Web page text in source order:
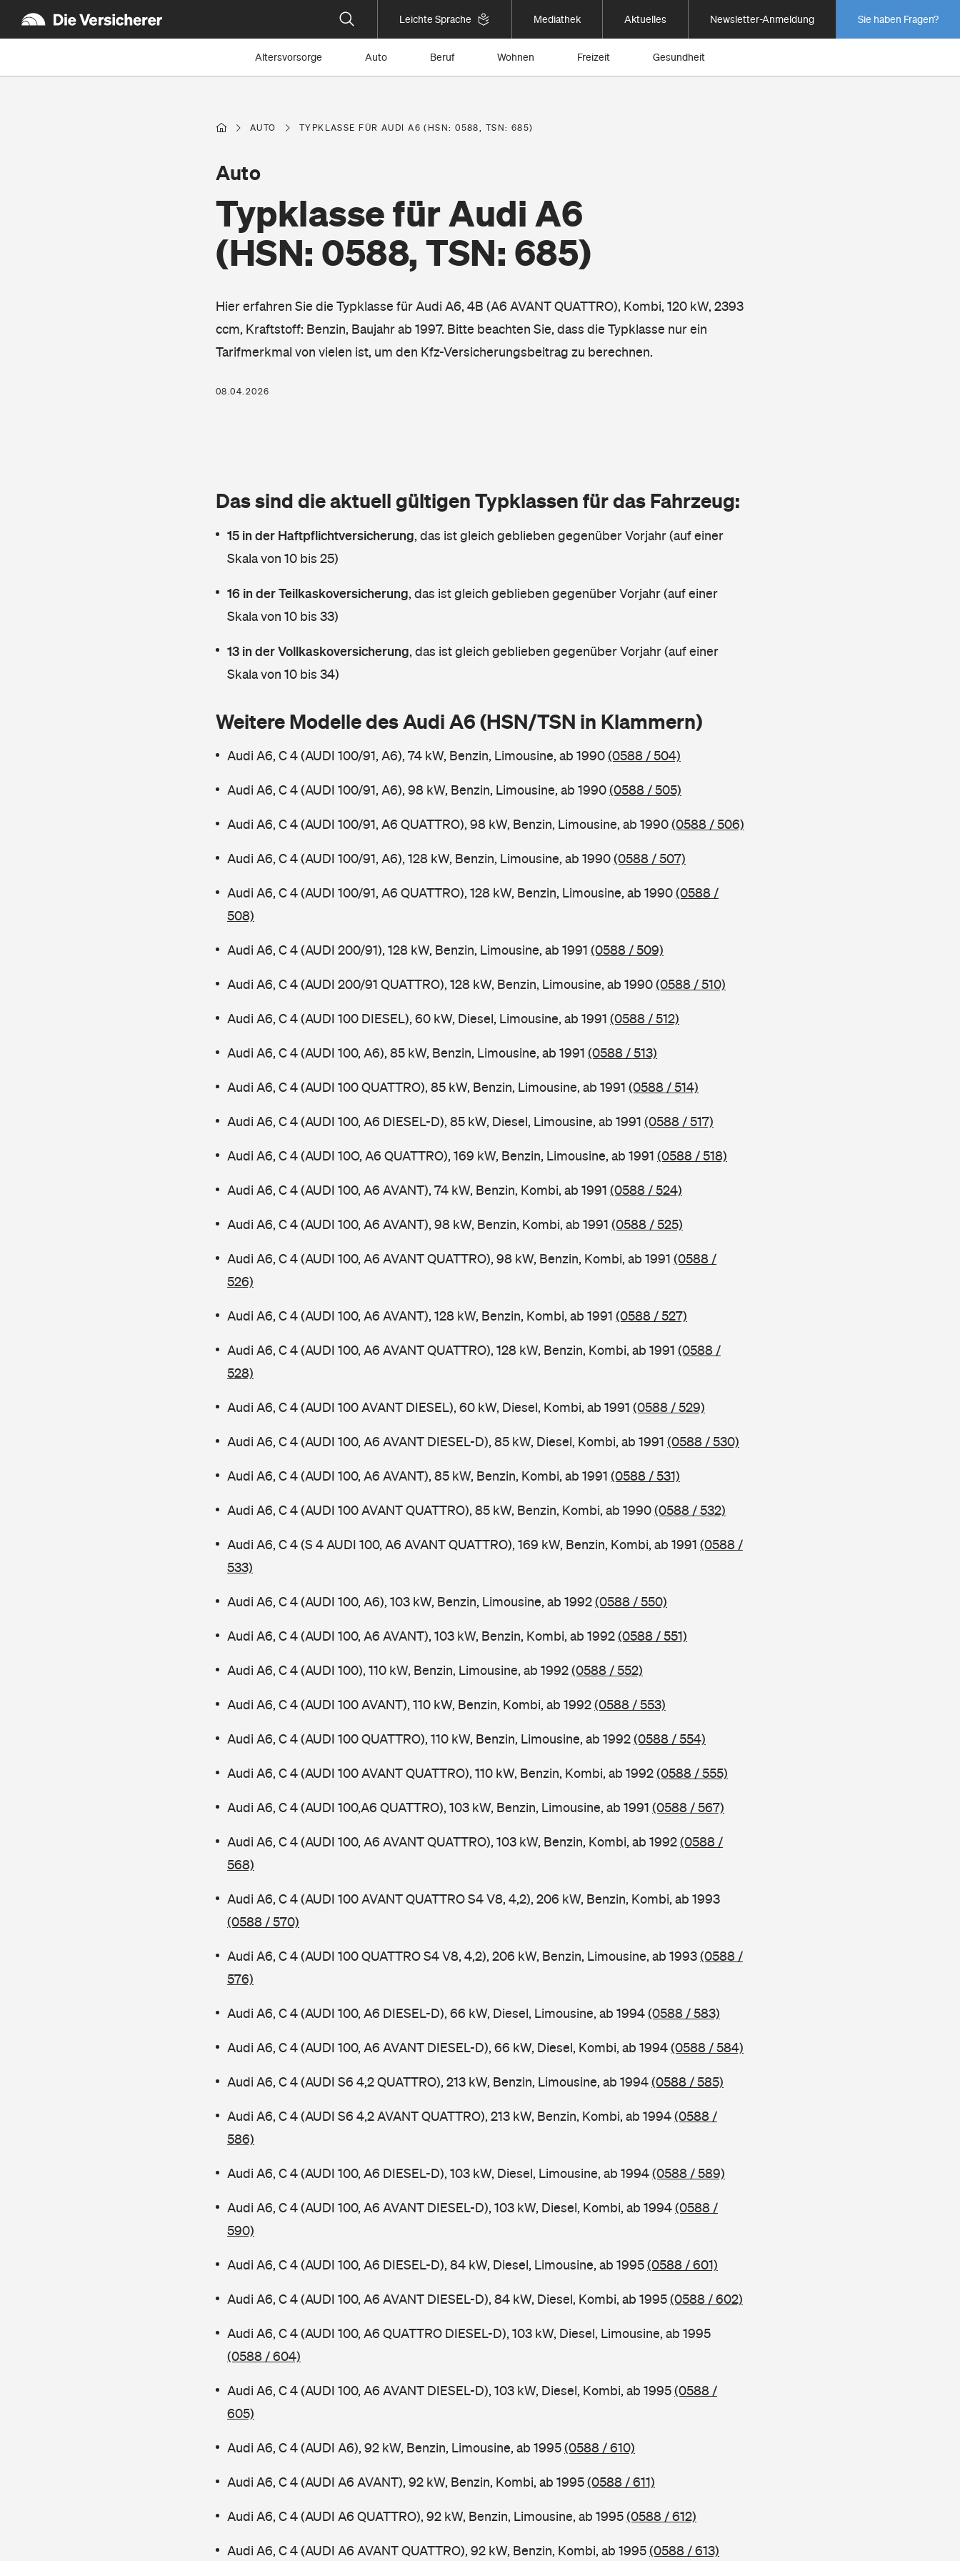
Leichte Sprache Mediathek Aktuelles Newsletter-Anmeldung Sie haben Fragen?
Altersvorsorge Auto Beruf Wohnen Freizeit Gesundheit
AUTO TYPKLASSE FÜR AUDI A6 (HSN: 0588, TSN: 685)
Typklasse für Audi A6
(HSN: 0588, TSN: 685)
Auto
Hier erfahren Sie die Typklasse für Audi A6, 4B (A6 AVANT QUATTRO), Kombi, 120 kW, 2393
ccm, Kraftstoff: Benzin, Baujahr ab 1997. Bitte beachten Sie, dass die Typklasse nur ein
Tarifmerkmal von vielen ist, um den Kfz-Versicherungsbeitrag zu berechnen.
08.04.2026
Das sind die aktuell gültigen Typklassen für das Fahrzeug:
15 in der Haftpflichtversicherung, das ist gleich geblieben gegenüber Vorjahr (auf einer
Skala von 10 bis 25)
16 in der Teilkaskoversicherung, das ist gleich geblieben gegenüber Vorjahr (auf einer
Skala von 10 bis 33)
13 in der Vollkaskoversicherung, das ist gleich geblieben gegenüber Vorjahr (auf einer
Skala von 10 bis 34)
Weitere Modelle des Audi A6 (HSN/TSN in Klammern)
Audi A6, C 4 (AUDI 100/91, A6), 74 kW, Benzin, Limousine, ab 1990(0588 / 504)
Audi A6, C 4 (AUDI 100/91, A6), 98 kW, Benzin, Limousine, ab 1990(0588 / 505)
Audi A6, C 4 (AUDI 100/91, A6 QUATTRO), 98 kW, Benzin, Limousine, ab 1990(0588 / 506)
Audi A6, C 4 (AUDI 100/91, A6), 128 kW, Benzin, Limousine, ab 1990(0588 / 507)
Audi A6, C 4 (AUDI 100/91, A6 QUATTRO), 128 kW, Benzin, Limousine, ab 1990(0588 /
508)
Audi A6, C 4 (AUDI 200/91), 128 kW, Benzin, Limousine, ab 1991 (0588 / 509)
Audi A6, C 4 (AUDI 200/91 QUATTRO), 128 kW, Benzin, Limousine, ab 1990(0588 / 510)
Audi A6, C 4 (AUDI 100 DIESEL), 60 kW, Diesel, Limousine, ab 1991 (0588 / 512)
Audi A6, C 4 (AUDI 100, A6), 85 kW, Benzin, Limousine, ab 1991 (0588 / 513)
Audi A6, C 4 (AUDI 100 QUATTRO), 85 kW, Benzin, Limousine, ab 1991 (0588 / 514)
Audi A6, C 4 (AUDI 100, A6 DIESEL-D), 85 kW, Diesel, Limousine, ab 1991 (0588 / 517)
Audi A6, C 4 (AUDI 10O, A6 QUATTRO), 169 kW, Benzin, Limousine, ab 1991 (0588 / 518)
Audi A6, C 4 (AUDI 100, A6 AVANT), 74 kW, Benzin, Kombi, ab 1991 (0588 / 524)
Audi A6, C 4 (AUDI 100, A6 AVANT), 98 kW, Benzin, Kombi, ab 1991 (0588 / 525)
Audi A6, C 4 (AUDI 100, A6 AVANT QUATTRO), 98 kW, Benzin, Kombi, ab 1991 (0588 /
526)
Audi A6, C 4 (AUDI 100, A6 AVANT), 128 kW, Benzin, Kombi, ab 1991 (0588 / 527)
Audi A6, C 4 (AUDI 100, A6 AVANT QUATTRO), 128 kW, Benzin, Kombi, ab 1991 (0588 /
528)
Audi A6, C 4 (AUDI 100 AVANT DIESEL), 60 kW, Diesel, Kombi, ab 1991 (0588 / 529)
Audi A6, C 4 (AUDI 100, A6 AVANT DIESEL-D), 85 kW, Diesel, Kombi, ab 1991 (0588 / 530)
Audi A6, C 4 (AUDI 100, A6 AVANT), 85 kW, Benzin, Kombi, ab 1991 (0588 / 531)
Audi A6, C 4 (AUDI 100 AVANT QUATTRO), 85 kW, Benzin, Kombi, ab 1990(0588 / 532)
Audi A6, C 4 (S 4 AUDI 100, A6 AVANT QUATTRO), 169 kW, Benzin, Kombi, ab 1991 (0588 /
533)
Audi A6, C 4 (AUDI 100, A6), 103 kW, Benzin, Limousine, ab 1992(0588 / 550)
Audi A6, C 4 (AUDI 100, A6 AVANT), 103 kW, Benzin, Kombi, ab 1992(0588 / 551)
Audi A6, C 4 (AUDI 100), 110 kW, Benzin, Limousine, ab 1992(0588 / 552)
Audi A6, C 4 (AUDI 100 AVANT), 110 kW, Benzin, Kombi, ab 1992(0588 / 553)
Audi A6, C 4 (AUDI 100 QUATTRO), 110 kW, Benzin, Limousine, ab 1992(0588 / 554)
Audi A6, C 4 (AUDI 100 AVANT QUATTRO), 110 kW, Benzin, Kombi, ab 1992(0588 / 555)
Audi A6, C 4 (AUDI 100,A6 QUATTRO), 103 kW, Benzin, Limousine, ab 1991 (0588 / 567)
Audi A6, C 4 (AUDI 100, A6 AVANT QUATTRO), 103 kW, Benzin, Kombi, ab 1992(0588 /
568)
Audi A6, C 4 (AUDI 100 AVANT QUATTRO S4 V8, 4,2), 206 kW, Benzin, Kombi, ab 1993
(0588 / 570)
Audi A6, C 4 (AUDI 100 QUATTRO S4 V8, 4,2), 206 kW, Benzin, Limousine, ab 1993(0588 /
576)
Audi A6, C 4 (AUDI 100, A6 DIESEL-D), 66 kW, Diesel, Limousine, ab 1994(0588 / 583)
Audi A6, C 4 (AUDI 100, A6 AVANT DIESEL-D), 66 kW, Diesel, Kombi, ab 1994(0588 / 584)
Audi A6, C 4 (AUDI S6 4,2 QUATTRO), 213 kW, Benzin, Limousine, ab 1994(0588 / 585)
Audi A6, C 4 (AUDI S6 4,2 AVANT QUATTRO), 213 kW, Benzin, Kombi, ab 1994(0588 /
586)
Audi A6, C 4 (AUDI 100, A6 DIESEL-D), 103 kW, Diesel, Limousine, ab 1994(0588 / 589)
Audi A6, C 4 (AUDI 100, A6 AVANT DIESEL-D), 103 kW, Diesel, Kombi, ab 1994(0588 /
590)
Audi A6, C 4 (AUDI 100, A6 DIESEL-D), 84 kW, Diesel, Limousine, ab 1995(0588 / 601)
Audi A6, C 4 (AUDI 100, A6 AVANT DIESEL-D), 84 kW, Diesel, Kombi, ab 1995(0588 / 602)
Audi A6, C 4 (AUDI 100, A6 QUATTRO DIESEL-D), 103 kW, Diesel, Limousine, ab 1995
(0588 / 604)
Audi A6, C 4 (AUDI 100, A6 AVANT DIESEL-D), 103 kW, Diesel, Kombi, ab 1995(0588 /
605)
Audi A6, C 4 (AUDI A6), 92 kW, Benzin, Limousine, ab 1995(0588 / 610)
Audi A6, C 4 (AUDI A6 AVANT), 92 kW, Benzin, Kombi, ab 1995(0588 / 611)
Audi A6, C 4 (AUDI A6 QUATTRO), 92 kW, Benzin, Limousine, ab 1995(0588 / 612)
Audi A6, C 4 (AUDI A6 AVANT QUATTRO), 92 kW, Benzin, Kombi, ab 1995(0588 / 613)